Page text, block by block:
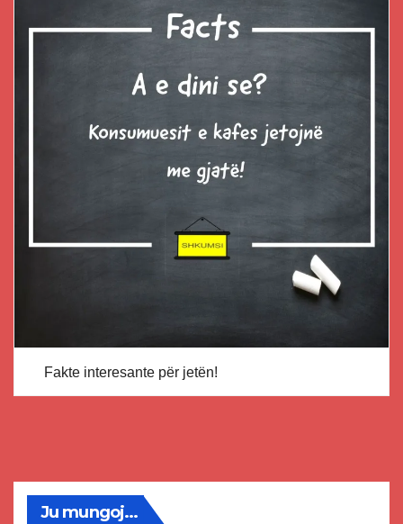
Fakte interesante për jetën!
Ju mungoj...